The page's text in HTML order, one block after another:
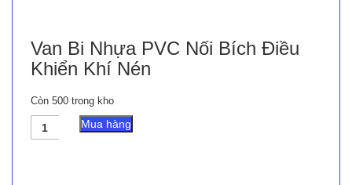
Van Bi Nhựa PVC Nối Bích Điều
Khiển Khí Nén
Còn 500 trong kho
Van
Bi
Mua hàng